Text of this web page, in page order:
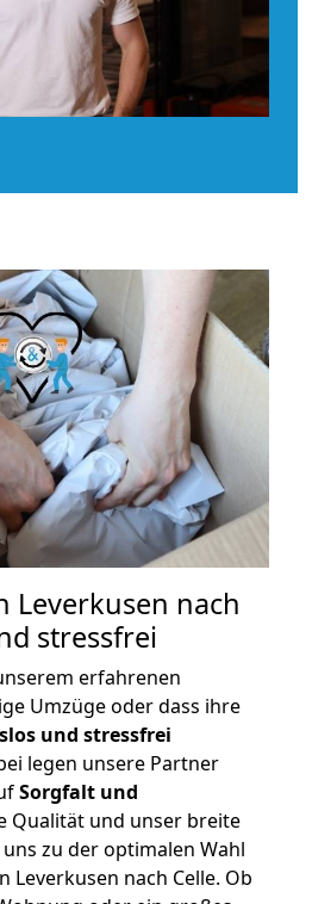
Leverkusen nach
stressfrei
erfahrenen
Umzüge oder dass ihre
und stressfrei
legen unsere Partner
Sorgfalt und
Qualität und unser breite
zu der optimalen Wahl
Leverkusen nach Celle. Ob